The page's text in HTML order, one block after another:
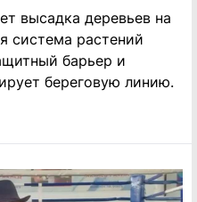
высадка деревьев на
система растений
барьер и
береговую линию.